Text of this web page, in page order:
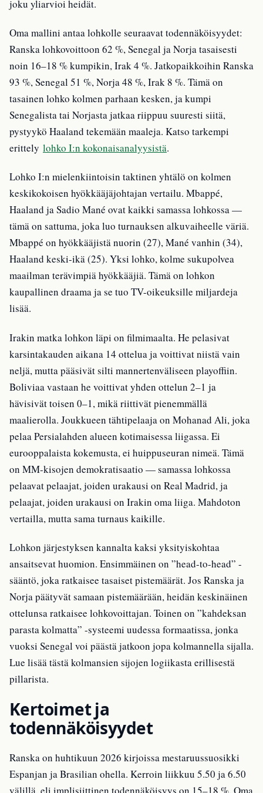
joku yliarvioi heidät.
Oma mallini antaa lohkolle seuraavat todennäköisyydet:
Ranska lohkovoittoon 62 %, Senegal ja Norja tasaisesti
noin 16–18 % kumpikin, Irak 4 %. Jatkopaikkoihin Ranska
93 %, Senegal 51 %, Norja 48 %, Irak 8 %. Tämä on
tasainen lohko kolmen parhaan kesken, ja kumpi
Senegalista tai Norjasta jatkaa riippuu suuresti siitä,
pystyykö Haaland tekemään maaleja. Katso tarkempi
erittely lohko I:n kokonaisanalyysistä.
Lohko I:n mielenkiintoisin taktinen yhtälö on kolmen
keskikokoisen hyökkääjäjohtajan vertailu. Mbappé,
Haaland ja Sadio Mané ovat kaikki samassa lohkossa —
tämä on sattuma, joka luo turnauksen alkuvaiheelle väriä.
Mbappé on hyökkääjistä nuorin (27), Mané vanhin (34),
Haaland keski-ikä (25). Yksi lohko, kolme sukupolvea
maailman terävimpiä hyökkääjiä. Tämä on lohkon
kaupallinen draama ja se tuo TV-oikeuksille miljardeja
lisää.
Irakin matka lohkon läpi on filmimaalta. He pelasivat
karsintakauden aikana 14 ottelua ja voittivat niistä vain
neljä, mutta pääsivät silti mannertenväliseen playoffiin.
Boliviaa vastaan he voittivat yhden ottelun 2–1 ja
hävisivät toisen 0–1, mikä riittivät pienemmällä
maalierolla. Joukkueen tähtipelaaja on Mohanad Ali, joka
pelaa Persialahden alueen kotimaisessa liigassa. Ei
eurooppalaista kokemusta, ei huippuseuran nimeä. Tämä
on MM-kisojen demokratisaatio — samassa lohkossa
pelaavat pelaajat, joiden urakausi on Real Madrid, ja
pelaajat, joiden urakausi on Irakin oma liiga. Mahdoton
vertailla, mutta sama turnaus kaikille.
Lohkon järjestyksen kannalta kaksi yksityiskohtaa
ansaitsevat huomion. Ensimmäinen on ”head-to-head” -
sääntö, joka ratkaisee tasaiset pistemäärät. Jos Ranska ja
Norja päätyvät samaan pistemäärään, heidän keskinäinen
ottelunsa ratkaisee lohkovoittajan. Toinen on ”kahdeksan
parasta kolmatta” -systeemi uudessa formaatissa, jonka
vuoksi Senegal voi päästä jatkoon jopa kolmannella sijalla.
Lue lisää tästä kolmansien sijojen logiikasta erillisestä
pillarista.
Kertoimet ja
todennäköisyydet
Ranska on huhtikuun 2026 kirjoissa mestaruussuosikki
Espanjan ja Brasilian ohella. Kerroin liikkuu 5.50 ja 6.50